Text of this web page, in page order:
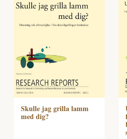
Skulle jag grilla lamm
med dig?